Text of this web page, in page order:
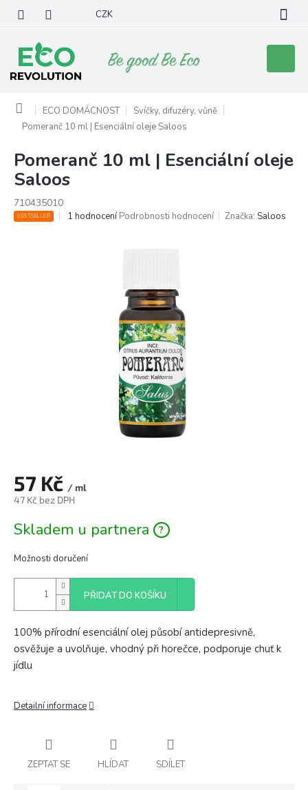
obsah
CZK
košík
Domů ECO DOMÁCNOST
Svíčky, difuzéry, vůně
Pomeranč 10 ml | Esenciální oleje Saloos
Pomeranč 10 ml | Esenciální oleje
Saloos
710435010
BESTSELLER
Průměrné
1 hodnocení Podrobnosti hodnocení Značka: Saloos
57 Kč / ml
47 Kč bez DPH
cena:
Skladem u partnera
Možnosti doručení
PŘIDAT DO KOŠÍKU
100% přírodní esenciální olej působí antidepresivně,
osvěžuje a uvolňuje, vhodný při horečce, podporuje chuť k
jídlu
Detailní informace
ZEPTAT SE HLÍDAT SDÍLET